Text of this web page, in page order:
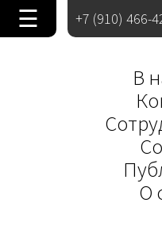
☰ +7 (910) 466-
В
О